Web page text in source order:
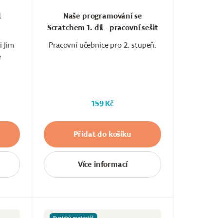
jim
Naše programování se
Scratchem 1. díl - pracovní sešit
Pracovní učebnice pro 2. stupeň.
159 Kč
Přidat do košíku
Více informací